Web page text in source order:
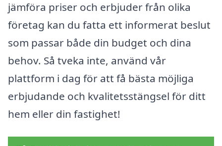
jämföra priser och erbjuder från olika
företag kan du fatta ett informerat beslut
som passar både din budget och dina
behov. Så tveka inte, använd vår
plattform i dag för att få bästa möjliga
erbjudande och kvalitetsstängsel för ditt
hem eller din fastighet!